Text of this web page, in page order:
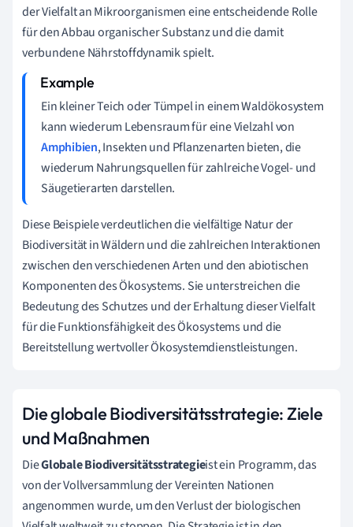
der Vielfalt an Mikroorganismen eine entscheidende Rolle
für den Abbau organischer Substanz und die damit
verbundene Nährstoffdynamik spielt.
Ein kleiner Teich oder Tümpel in einem Waldökosystem
kann wiederum Lebensraum für eine Vielzahl von
Amphibien, Insekten und Pflanzenarten bieten, die
wiederum Nahrungsquellen für zahlreiche Vogel- und
Säugetierarten darstellen.
Diese Beispiele verdeutlichen die vielfältige Natur der
Biodiversität in Wäldern und die zahlreichen Interaktionen
zwischen den verschiedenen Arten und den abiotischen
Komponenten des Ökosystems. Sie unterstreichen die
Bedeutung des Schutzes und der Erhaltung dieser Vielfalt
für die Funktionsfähigkeit des Ökosystems und die
Bereitstellung wertvoller Ökosystemdienstleistungen.
Die globale Biodiversitätsstrategie: Ziele
und Maßnahmen
DieGlobale Biodiversitätsstrategieist ein Programm, das
von der Vollversammlung der Vereinten Nationen
angenommen wurde, um den Verlust der biologischen